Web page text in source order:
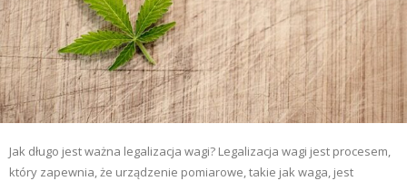
Jak długo jest ważna legalizacja wagi? Legalizacja wagi jest procesem,
który zapewnia, że urządzenie pomiarowe, takie jak waga, jest